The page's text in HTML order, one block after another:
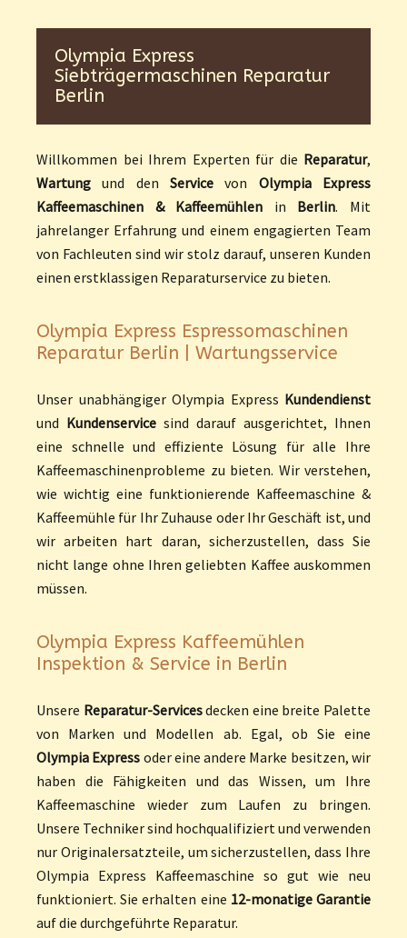
Olympia Express
Siebträgermaschinen Reparatur
Berlin
Willkommen bei Ihrem Experten für die Reparatur,
Wartung und den Service von Olympia Express
Kaffeemaschinen & Kaffeemühlen in Berlin. Mit
jahrelanger Erfahrung und einem engagierten Team
von Fachleuten sind wir stolz darauf, unseren Kunden
einen erstklassigen Reparaturservice zu bieten.
Olympia Express Espressomaschinen
Reparatur Berlin | Wartungsservice
Unser unabhängiger Olympia Express Kundendienst
und Kundenservice sind darauf ausgerichtet, Ihnen
eine schnelle und effiziente Lösung für alle Ihre
Kaffeemaschinenprobleme zu bieten. Wir verstehen,
wie wichtig eine funktionierende Kaffeemaschine &
Kaffeemühle für Ihr Zuhause oder Ihr Geschäft ist, und
wir arbeiten hart daran, sicherzustellen, dass Sie
nicht lange ohne Ihren geliebten Kaffee auskommen
müssen.
Olympia Express Kaffeemühlen
Inspektion & Service in Berlin
Unsere Reparatur-Servicesdecken eine breite Palette
von Marken und Modellen ab. Egal, ob Sie eine
Olympia Express oder eine andere Marke besitzen, wir
haben die Fähigkeiten und das Wissen, um Ihre
Kaffeemaschine wieder zum Laufen zu bringen.
Unsere Techniker sind hochqualifiziert und verwenden
nur Originalersatzteile, um sicherzustellen, dass Ihre
Olympia Express Kaffeemaschine so gut wie neu
funktioniert. Sie erhalten eine 12-monatige Garantie
auf die durchgeführte Reparatur.